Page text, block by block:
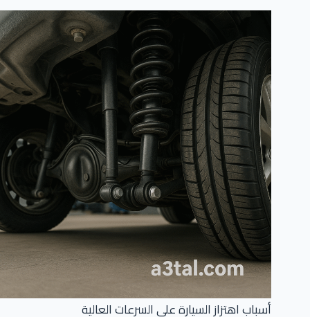
أسباب اهتزاز السيارة على السرعات العالية